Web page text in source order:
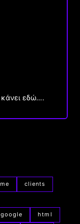
κάνει εδώ….
clients
google html